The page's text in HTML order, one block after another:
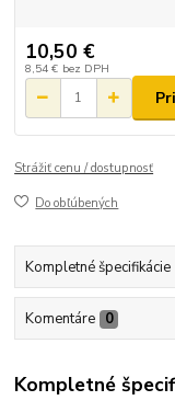
10,50 €
8,54 € bez DPH
Strážiť cenu / dostupnosť
Do obľúbených
Kompletné špecifikácie
Komentáre 0
Kompletné